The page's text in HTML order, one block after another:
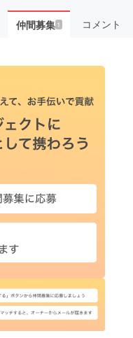
仲間募集 1 コメント